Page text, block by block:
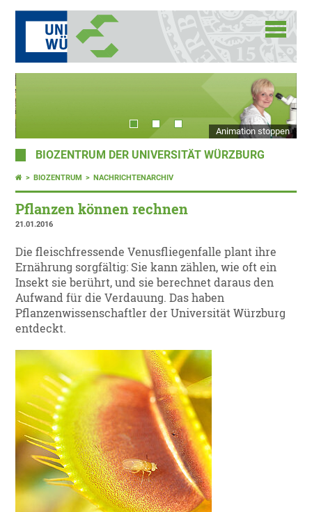
Animation stoppen
BIOZENTRUM DER UNIVERSITÄT WÜRZBURG
BIOZENTRUM NACHRICHTENARCHIV
Pflanzen können rechnen
21.01.2016
Die fleischfressende Venusfliegenfalle plant ihre
Ernährung sorgfältig: Sie kann zählen, wie oft ein
Insekt sie berührt, und sie berechnet daraus den
Aufwand für die Verdauung. Das haben
Pflanzenwissenschaftler der Universität Würzburg
entdeckt.